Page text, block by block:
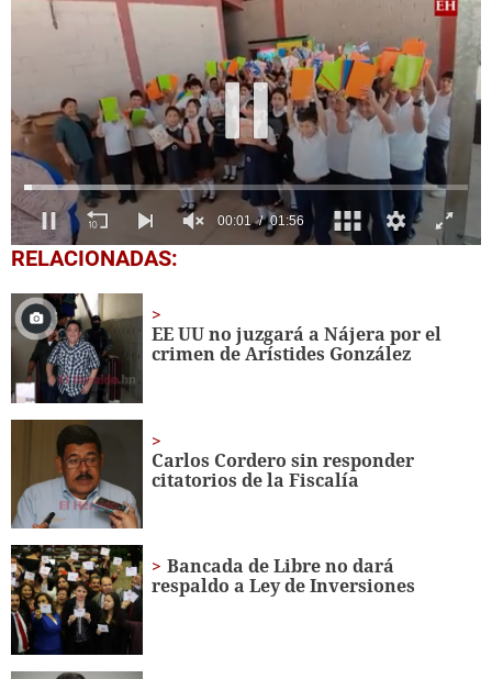
0
seconds
1
minute,
56
seconds
RELACIONADAS:
EE UU no juzgará a Nájera por el
crimen de Arístides González
Carlos Cordero sin responder
citatorios de la Fiscalía
Bancada de Libre no dará
respaldo a Ley de Inversiones